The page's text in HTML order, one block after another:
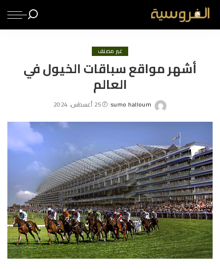
غير مصنف
أشهر مواقع سباقات الخيول في
العالم
Posted
sumo halloum 25 أغسطس، 2024